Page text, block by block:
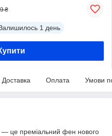
₴
1 день
Доставка Оплата Умови
це преміальний фен нового